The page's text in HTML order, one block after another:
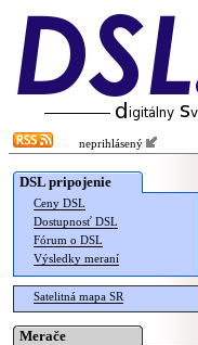
neprihlásený
DSL pripojenie
Ceny DSL
Dostupnosť DSL
Fórum o DSL
Výsledky meraní
Satelitná mapa SR
Merače